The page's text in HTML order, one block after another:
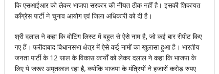
कि एसआईआर को लेकर भाजपा सरकार की नीयत ठीक नहीं है। इसकी शिकायत
काँग्रेस पार्टी ने चुनाव आयोग एवं जिला अधिकारी को दी है।
श्री दलाल ने कहा कि वोटिंग लिस्ट में बहुत से ऐसे नाम है, जो कई बार रीपीट किए
गए हैं। फरीदाबाद विधानसभा क्षेत्र में ऐसे कई नामों का खुलासा हुआ है। भारतीय
जनता पार्टी के 12 साल के विकास कार्यों को लेकर दलाल ने कहा कि भाजपा के
लिए ये जरूर अमृतकाल रहा है, क्योंकि भाजपा के मंत्रियों ने हजारों करोड़ रुपए